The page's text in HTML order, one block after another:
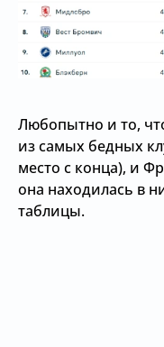
Любопытно и то,
из самых бедных
место с конца), и
она находилась в
таблицы.